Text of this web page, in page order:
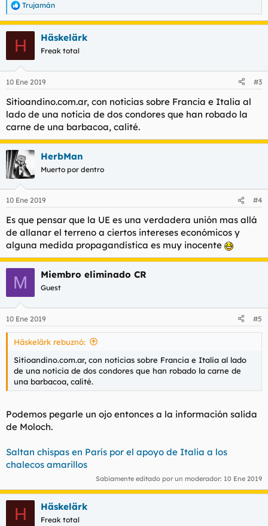
R
e
a
e
:
Trujamán
H Häskelärk
Freak total
10 Ene 2019 #3
Sitioandino.com.ar, con noticias sobre Francia e Italia al
lado de una noticia de dos condores que han robado la
carne de una barbacoa, calité.
HerbMan
Muerto por dentro
10 Ene 2019 #4
Es que pensar que la UE es una verdadera unión mas allá
de allanar el terreno a ciertos intereses económicos y
alguna medida propagandística es muy inocente
M Miembro eliminado CR
Guest
10 Ene 2019 #5
Häskelärk rebuznó:
Sitioandino.com.ar, con noticias sobre Francia e Italia al lado
de una noticia de dos condores que han robado la carne de
una barbacoa, calité.
Podemos pegarle un ojo entonces a la información salida
de Moloch.
Saltan chispas en París por el apoyo de Italia a los
chalecos amarillos
Sabiamente editado por un moderador: 10 Ene 2019
H Häskelärk
Freak total